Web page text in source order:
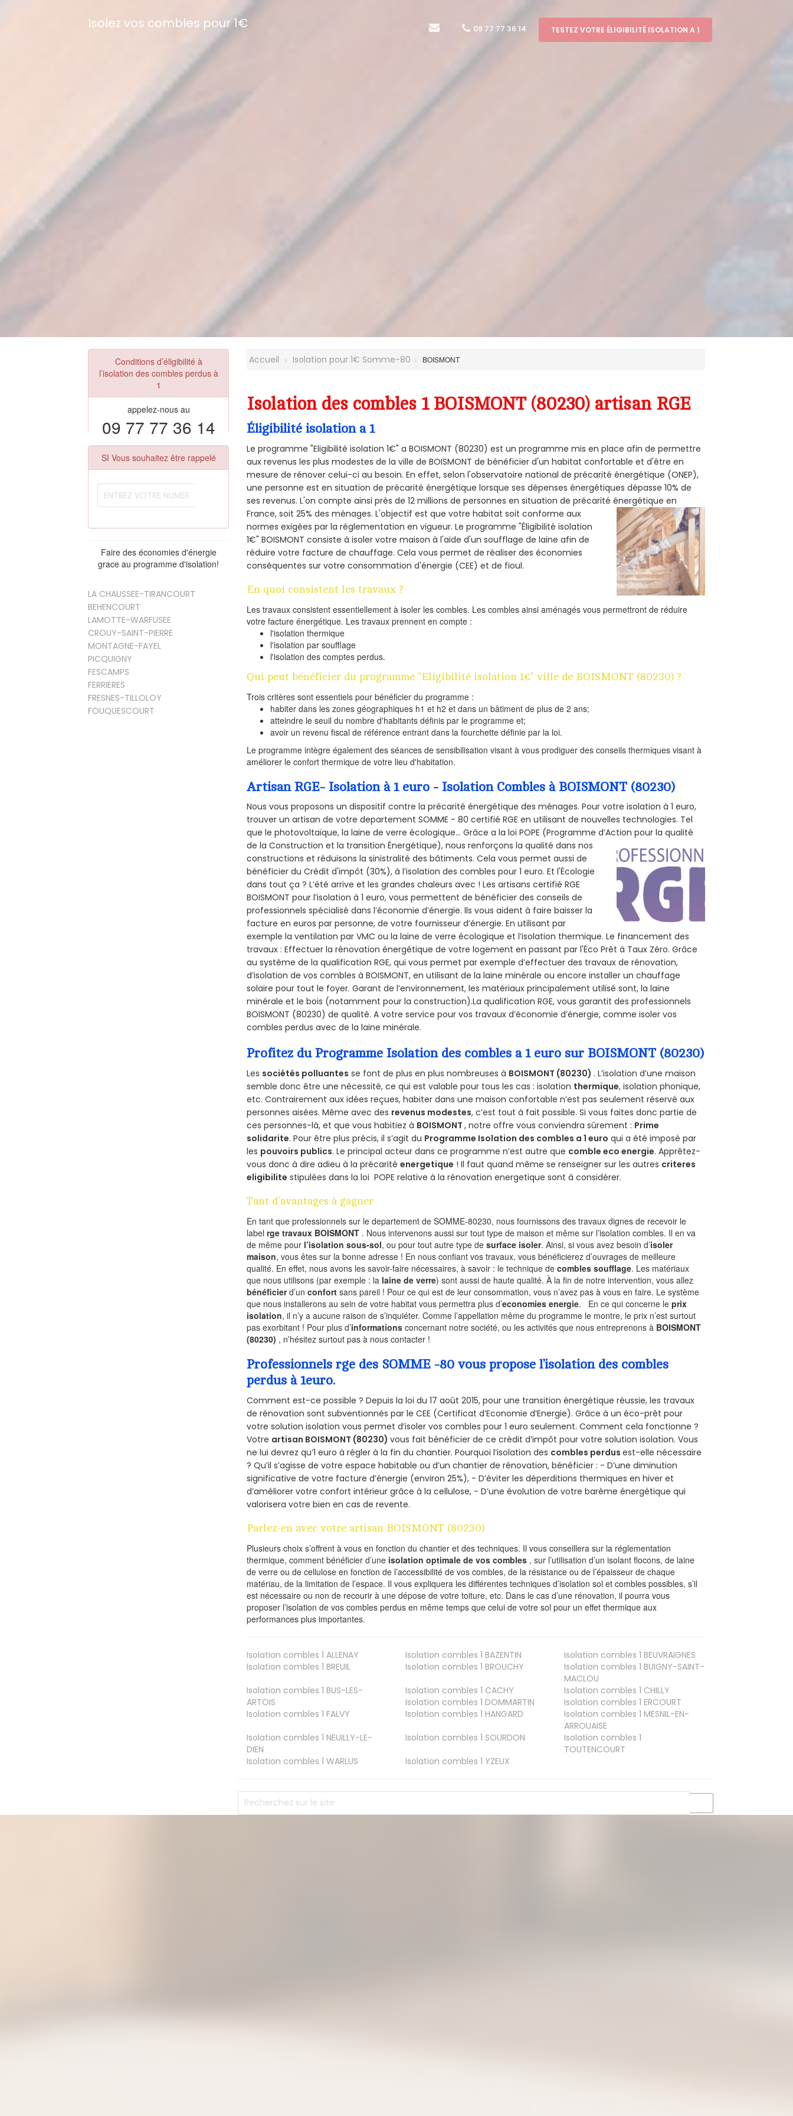
Isolez vos combles pour 1€ 09 77 77 36 14 TESTEZ VOTRE ÉLIGIBILITÉ ISOLATION A 1
Conditions d’éligibilité à
l’isolation des combles perdus à
1
appelez-nous au
09 77 77 36 14
SI Vous souhaitez être rappelé
Faire des économies d'énergie
grace au programme d'isolation!
LA CHAUSSEE-TIRANCOURT
BEHENCOURT
LAMOTTE-WARFUSEE
CROUY-SAINT-PIERRE
MONTAGNE-FAYEL
PICQUIGNY
FESCAMPS
FERRIERES
FRESNES-TILLOLOY
FOUQUESCOURT
Accueil Isolation pour 1€ Somme-80 BOISMONT
Isolation des combles 1 BOISMONT (80230) artisan RGE
Éligibilité isolation a 1
Le programme "Eligibilité isolation 1€" a BOISMONT (80230) est un programme mis en place afin de permettre
aux revenus les plus modestes de la ville de BOISMONT de bénéficier d'un habitat confortable et d'être en
mesure de rénover celui-ci au besoin. En effet, selon l'observatoire national de précarité énergétique (ONEP),
une personne est en situation de précarité énergétique lorsque ses dépenses énergétiques dépasse 10% de
ses revenus. L'on compte ainsi près de 12 millions de personnes en situation de précarité énergétique en
France, soit 25% des ménages.L'objectif est que votre habitat soit conforme aux
normes exigées par la réglementation en vigueur. Le programme "Éligibilité isolation
1€" BOISMONT consiste à isoler votre maison à l'aide d'un soufflage de laine afin de
réduire votre facture de chauffage. Cela vous permet de réaliser des économies
conséquentes sur votre consommation d'énergie (CEE) et de fioul.
En quoi consistent les travaux ?
Les travaux consistent essentiellement à isoler les combles. Les combles ainsi aménagés vous permettront de réduire
votre facture énergétique. Les travaux prennent en compte :
l'isolation thermique
l'isolation par soufflage
l'isolation des comptes perdus.
Qui peut bénéficier du programme "Eligibilité isolation 1€" ville de BOISMONT (80230) ?
Trois critères sont essentiels pour bénéficier du programme :
habiter dans les zones géographiques h1 et h2 et dans un bâtiment de plus de 2 ans;
atteindre le seuil du nombre d'habitants définis par le programme et;
avoir un revenu fiscal de référence entrant dans la fourchette définie par la loi.
Le programme intègre également des séances de sensibilisation visant à vous prodiguer des conseils thermiques visant à
améliorer le confort thermique de votre lieu d'habitation.
Artisan RGE- Isolation à 1 euro - Isolation Combles à BOISMONT (80230)
Nous vous proposons un dispositif contre la précarité énergétique des ménages. Pour votre isolation à 1 euro,
trouver un artisan de votre departement SOMME - 80 certifié RGE en utilisant de nouvelles technologies. Tel
que le photovoltaïque, la laine de verre écologique... Grâce a la loi POPE (Programme d’Action pour la qualité
de la Construction et la transition Énergétique), nous renforçons la qualité dans nos
constructions et réduisons la sinistralité des bâtiments. Cela vous permet aussi de
bénéficier du Crédit d'impôt (30%), à l’isolation des combles pour 1 euro. Et l'Écologie
dans tout ça ? L’été arrive et les grandes chaleurs avec ! Les artisans certifié RGE
BOISMONT pour l’isolation à 1 euro, vous permettent de bénéficier des conseils de
professionnels spécialisé dans l’économie d’énergie. Ils vous aident à faire baisser la
facture en euros par personne, de votre fournisseur d’énergie. En utilisant par
exemple la ventilation par VMC ou la laine de verre écologique et l’isolation thermique. Le financement des
travaux : Effectuer la rénovation énergétique de votre logement en passant par l'Éco Prêt à Taux Zéro. Grâce
au système de la qualification RGE, qui vous permet par exemple d’effectuer des travaux de rénovation,
d’isolation de vos combles à BOISMONT, en utilisant de la laine minérale ou encore installer un chauffage
solaire pour tout le foyer. Garant de l’environnement, les matériaux principalement utilisé sont, la laine
minérale et le bois (notamment pour la construction).La qualification RGE, vous garantit des professionnels
BOISMONT (80230) de qualité. A votre service pour vos travaux d’économie d’énergie, comme isoler vos
combles perdus avec de la laine minérale.
Profitez du Programme Isolation des combles a 1 euro sur BOISMONT (80230)
Les sociétés polluantes se font de plus en plus nombreuses à BOISMONT (80230) . L’isolation d’une maison
semble donc être une nécessité, ce qui est valable pour tous les cas : isolation thermique, isolation phonique,
etc. Contrairement aux idées reçues, habiter dans une maison confortable n’est pas seulement réservé aux
personnes aisées. Même avec des revenus modestes, c’est tout à fait possible. Si vous faites donc partie de
ces personnes-là, et que vous habitiez à BOISMONT, notre offre vous conviendra sûrement : Prime
solidarite. Pour être plus précis, il s’agit du Programme Isolation des combles a 1 euro qui a été imposé par
les pouvoirs publics. Le principal acteur dans ce programme n’est autre que comble eco energie. Apprêtez-
vous donc à dire adieu à la précaritéenergetique ! Il faut quand même se renseigner sur les autres criteres
eligibilite stipulées dans la loi POPE relative à la rénovation energetique sont à considérer.
Tant d’avantages à gagner
En tant que professionnels sur le departement de SOMME-80230, nous fournissons des travaux dignes de recevoir le
labelrge travaux BOISMONT . Nous intervenons aussi sur tout type de maison et même sur l’isolation combles. Il en va
de même pour l’isolation sous-sol, ou pour tout autre type desurface isoler. Ainsi, si vous avez besoin d’isoler
maison, vous êtes sur la bonne adresse ! En nous confiant vos travaux, vous bénéficierez d’ouvrages de meilleure
qualité. En effet, nous avons les savoir-faire nécessaires, à savoir : le technique decombles soufflage. Les matériaux
que nous utilisons (par exemple : la laine de verre) sont aussi de haute qualité. À la fin de notre intervention, vous allez
bénéficierd’unconfort sans pareil ! Pour ce qui est de leur consommation, vous n’avez pas à vous en faire. Le système
que nous installerons au sein de votre habitat vous permettra plus d’economies energie. En ce qui concerne leprix
isolation, il n’y a aucune raison de s’inquiéter. Comme l’appellation même du programme le montre, le prix n’est surtout
pas exorbitant ! Pour plus d’informations concernant notre société, ou les activités que nous entreprenons à BOISMONT
(80230) , n’hésitez surtout pas à nous contacter !
Professionnels rge des SOMME -80 vous propose l’isolation des combles
perdus à 1euro.
Comment est-ce possible ? Depuis la loi du 17 août 2015, pour une transition énergétique réussie, les travaux
de rénovation sont subventionnés par le CEE (Certificat d’Economie d’Energie). Grâce à un éco-prêt pour
votre solution isolation vous permet d’isoler vos combles pour 1 euro seulement. Comment cela fonctionne ?
Votre artisan BOISMONT (80230)vous fait bénéficier de ce crédit d’impôt pour votre solution isolation. Vous
ne lui devrez qu’1 euro à régler à la fin du chantier. Pourquoi l’isolation des combles perdusest-elle nécessaire
? Qu’il s’agisse de votre espace habitable ou d’un chantier de rénovation, bénéficier : - D’une diminution
significative de votre facture d’énergie (environ 25%), - D’éviter les déperditions thermiques en hiver et
d’améliorer votre confort intérieur grâce à la cellulose, - D’une évolution de votre barème énergétique qui
valorisera votre bien en cas de revente.
Parlez-en avec votre artisan BOISMONT (80230)
Plusieurs choix s’offrent à vous en fonction du chantier et des techniques. Il vous conseillera sur la réglementation
thermique, comment bénéficier d’une isolation optimale de vos combles , sur l’utilisation d’un isolant flocons, de laine
de verre ou de cellulose en fonction de l’accessibilité de vos combles, de la résistance ou de l’épaisseur de chaque
matériau, de la limitation de l’espace. Il vous expliquera les différentes techniques d’isolation sol et combles possibles, s’il
est nécessaire ou non de recourir à une dépose de votre toiture, etc. Dans le cas d’une rénovation, il pourra vous
proposer l’isolation de vos combles perdus en même temps que celui de votre sol pour un effet thermique aux
performances plus importantes.
Isolation combles 1 ALLENAY Isolation combles 1 BAZENTIN Isolation combles 1 BEUVRAIGNES
Isolation combles 1 BREUIL Isolation combles 1 BROUCHY Isolation combles 1 BUIGNY-SAINT-
MACLOU
Isolation combles 1 BUS-LES-
ARTOIS
Isolation combles 1 CACHY Isolation combles 1 CHILLY
Isolation combles 1 DOMMARTIN Isolation combles 1 ERCOURT
Isolation combles 1 FALVY Isolation combles 1 HANGARD Isolation combles 1 MESNIL-EN-
ARROUAISE
Isolation combles 1 NEUILLY-LE-
DIEN
Isolation combles 1 SOURDON
Isolation combles 1
TOUTENCOURT
Isolation combles 1 WARLUS Isolation combles 1 YZEUX